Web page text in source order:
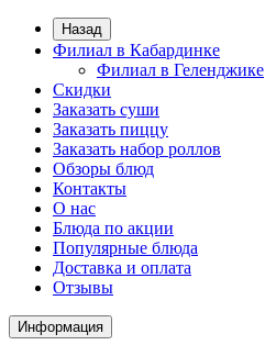
Назад
Филиал в Кабардинке
Филиал в Геленджике
Скидки
Заказать суши
Заказать пиццу
Заказать набор роллов
Обзоры блюд
Контакты
О нас
Блюда по акции
Популярные блюда
Доставка и оплата
Отзывы
Информация